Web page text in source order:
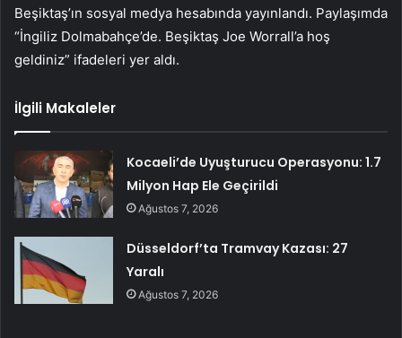
Beşiktaş’ın sosyal medya hesabında yayınlandı. Paylaşımda
“İngiliz Dolmabahçe’de. Beşiktaş Joe Worrall’a hoş
geldiniz” ifadeleri yer aldı.
İlgili Makaleler
Kocaeli’de Uyuşturucu Operasyonu: 1.7
Milyon Hap Ele Geçirildi
Ağustos 7, 2026
Düsseldorf’ta Tramvay Kazası: 27
Yaralı
Ağustos 7, 2026